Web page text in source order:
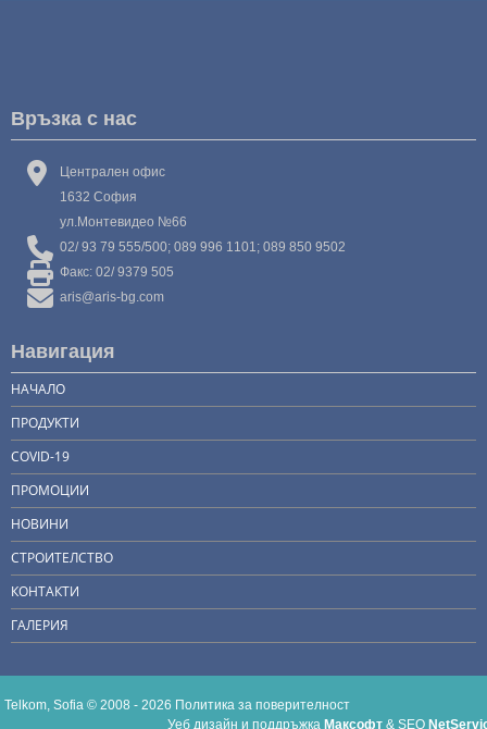
Връзка с нас
Централен офис
1632 София
ул.Монтевидео №66
02/ 93 79 555/500; 089 996 1101; 089 850 9502
Факс: 02/ 9379 505
aris@aris-bg.com
Навигация
НАЧАЛО
ПРОДУКТИ
COVID-19
ПРОМОЦИИ
НОВИНИ
СТРОИТЕЛСТВО
КОНТАКТИ
ГАЛЕРИЯ
Telkom, Sofia © 2008 - 2026 Политика за поверителност
Уеб дизайн и поддръжка Максофт & SEO